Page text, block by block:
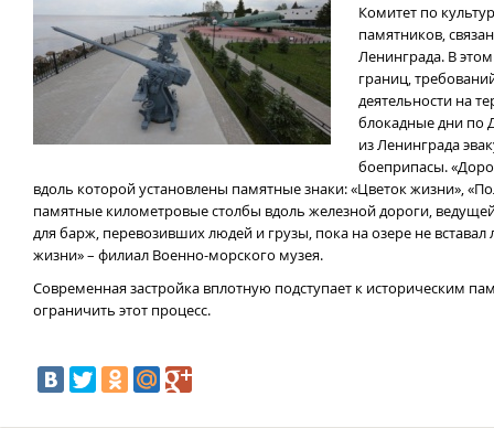
Комитет по
памятников,
Ленинграда. В
границ,
деятельности на
блокадные дни по
из Ленинграда
боеприпасы.
вдоль которой установлены памятные знаки: «Цветок жизни»,
памятные километровые столбы вдоль железной дороги,
для барж, перевозивших людей и грузы, пока на озере не
жизни» – филиал Военно-морского музея.
Современная застройка вплотную подступает к историческим
ограничить этот процесс.